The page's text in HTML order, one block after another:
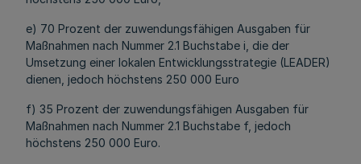
e) 70 Prozent der zuwendungsfähigen Ausgaben für
Maßnahmen nach Nummer 2.1 Buchstabe i, die der
Umsetzung einer lokalen Entwicklungsstrategie (LEADER)
dienen, jedoch höchstens 250 000 Euro
f) 35 Prozent der zuwendungsfähigen Ausgaben für
Maßnahmen nach Nummer 2.1 Buchstabe f, jedoch
höchstens 250 000 Euro.